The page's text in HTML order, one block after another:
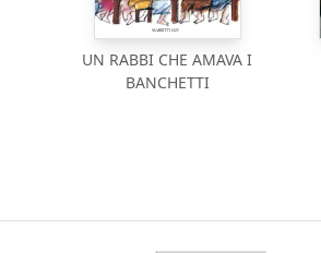
UN RABBI CHE AMAVA I
BANCHETTI